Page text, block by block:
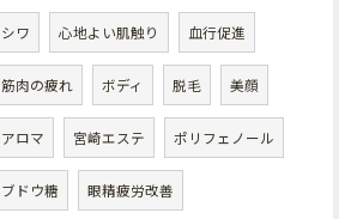
シワ 心地よい肌触り 血行促進
筋肉の疲れ ボディ 脱毛 美顔
アロマ 宮崎エステ ポリフェノール
ブドウ糖 眼精疲労改善